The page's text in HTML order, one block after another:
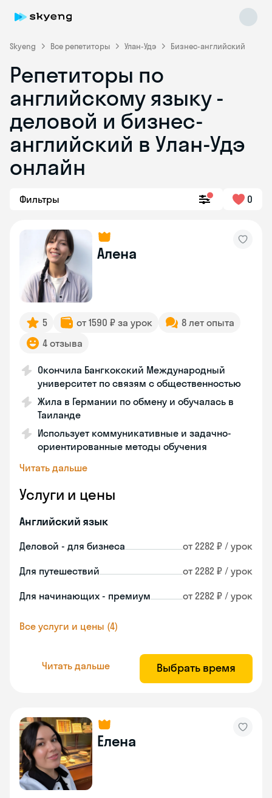
Skyeng Все репетиторы Улан-Удэ Бизнес-английский
Репетиторы по
английскому языку -
деловой и бизнес-
английский в Улан-Удэ
онлайн
Фильтры 0
Алена
5 от 1590 ₽ за урок
8 лет опыта
4 отзыва
Окончила Бангкокский Международный
университет по связям с общественностью
Жила в Германии по обмену и обучалась в
Таиланде
Использует коммуникативные и задачно-
ориентированные методы обучения
Читать дальше
Услуги и цены
Английский язык
Деловой - для бизнеса от 2282 ₽ / урок
Для путешествий от 2282 ₽ / урок
Для начинающих - премиум от 2282 ₽ / урок
Все услуги и цены (4)
Читать дальше Выбрать время
Елена
Skyeng Chat
online